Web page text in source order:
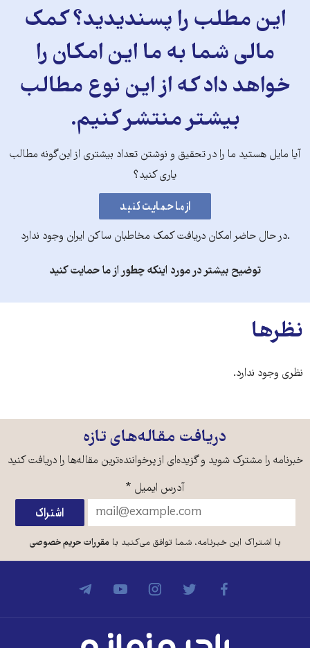
این مطلب را پسندیدید؟ کمک
مالی شما به ما این امکان را
خواهد داد که از این نوع مطالب
بیشتر منتشر کنیم.
آیا مایل هستید ما را در تحقیق و نوشتن تعداد بیشتری از این‌گونه مطالب
یاری کنید؟
.در حال حاضر امکان دریافت کمک مخاطبان ساکن ایران وجود ندارد
توضیح بیشتر در مورد اینکه چطور از ما حمایت کنید
نظرها
نظری وجود ندارد.
دریافت مقاله‌های تازه
خبرنامه را مشترک شوید و گزیده‌ای از پرخواننده‌ترین مقاله‌ها را دریافت کنید
آدرس ایمیل *
با اشتراک این خبرنامه، شما توافق می‌کنید بامقررات حریم خصوصی